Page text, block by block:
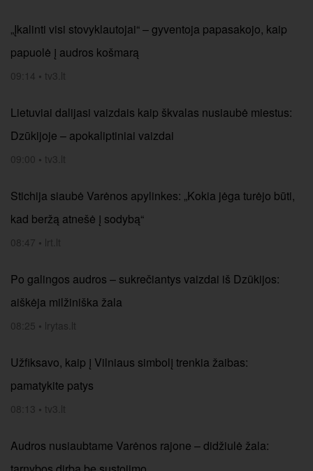
„Įkalinti visi stovyklautojai“ – gyventoja papasakojo, kaip
papuolė į audros košmarą
09:14 • tv3.lt
Lietuviai dalijasi vaizdais kaip škvalas nusiaubė miestus:
Dzūkijoje – apokaliptiniai vaizdai
09:00 • tv3.lt
Stichija siaubė Varėnos apylinkes: „Kokia jėga turėjo būti,
kad beržą atnešė į sodybą“
08:47 • lrt.lt
Po galingos audros – sukrečiantys vaizdai iš Dzūkijos:
aiškėja milžiniška žala
08:25 • lrytas.lt
Užfiksavo, kaip į Vilniaus simbolį trenkia žaibas:
pamatykite patys
08:13 • tv3.lt
Audros nusiaubtame Varėnos rajone – didžiulė žala: